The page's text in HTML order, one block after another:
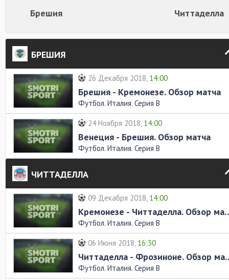
Брешия Читтаделла
БРЕШИЯ
26 Декабря 2018, 14:00
Брешия - Кремонезе. Обзор матча
Футбол. Италия. Серия В
24 Ноября 2018, 14:00
Венеция - Брешия. Обзор матча
Футбол. Италия. Серия В
ЧИТТАДЕЛЛА
09 Декабря 2018, 14:00
Кремонезе -
Футбол. Италия. Серия В
06 Июня 2018, 16:30
Футбол. Италия. Серия В